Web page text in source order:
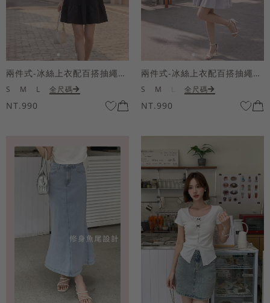
兩件式-冰絲上衣配百搭抽繩短洋裝
S M L 全尺碼
NT.990
兩件式-冰絲上衣配百搭抽繩短洋裝
S M 全尺碼
NT.990